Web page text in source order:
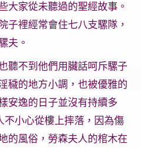
大家從未聽過的聖經故事。
子裡經常會住七八支騾隊，
夫。
聽不到他們用臟話呵斥騾子
穢的地方小調，也被優雅的
安逸的日子並沒有持續多
不小心從樓上摔落，因為傷
的風俗，勞森夫人的棺木在